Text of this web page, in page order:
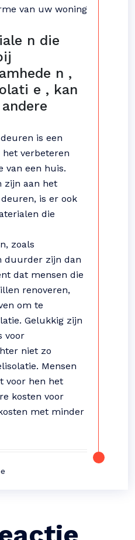
van uw woning
n die
n ,
e , kan
is een
het verbeteren
van een huis.
zijn aan het
is er ook
die
zoals
duurder zijn dan
dat mensen die
renoveren,
om te
Gelukkig zijn
voor
niet zo
Mensen
voor hen het
kosten voor
met minder